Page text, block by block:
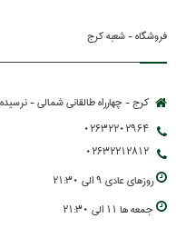
فروشگاه - شعبه کرج
کرج - چهارراه طالقانی شمالی -
02632202964
02632212812
روزهاي عادي 9 الي 21:30
جمعه ها 11 الي 21:30